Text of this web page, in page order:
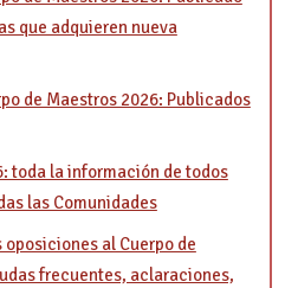
que adquieren nueva
de Maestros 2026: Publicados
toda la información de todos
las Comunidades
al Cuerpo de
frecuentes, aclaraciones,